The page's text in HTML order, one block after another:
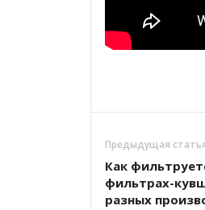
Предыдущая
Как
фильтрах-
разных